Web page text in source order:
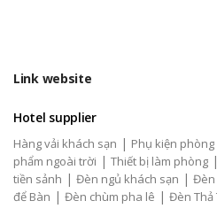
Link website
Hotel supplier
Hàng vải khách sạn | Phụ kiện
phẩm ngoài trời | Thiết bị làm phòng |
tiền sảnh | Đèn ngủ khách sạn | Đèn
để Bàn | Đèn chùm pha lê | Đèn Thả